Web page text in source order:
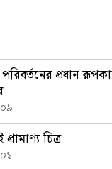
প্রধান
চিত্র